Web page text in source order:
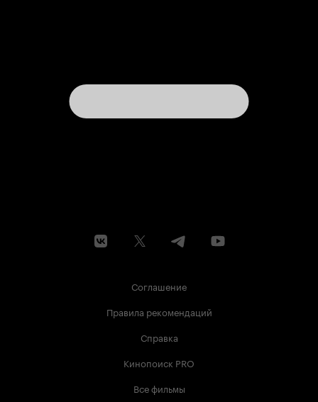
Соглашение
Правила рекомендаций
Справка
Кинопоиск PRO
Все фильмы